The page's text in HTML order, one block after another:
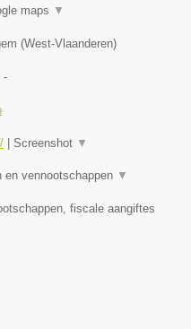
maps ▼
(West-Vlaanderen)
-
Screenshot ▼
en vennootschappen ▼
fiscale aangiftes